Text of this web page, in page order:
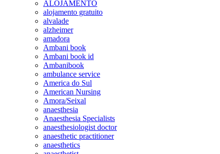
ALOJAMENTO
alojamento gratuito
alvalade
alzheimer
amadora
Ambani book
Ambani book id
Ambanibook
ambulance service
America do Sul
American Nursing
Amora/Seixal
anaesthesia
Anaesthesia Specialists
anaesthesiologist doctor
anaesthetic practitioner
anaesthetics